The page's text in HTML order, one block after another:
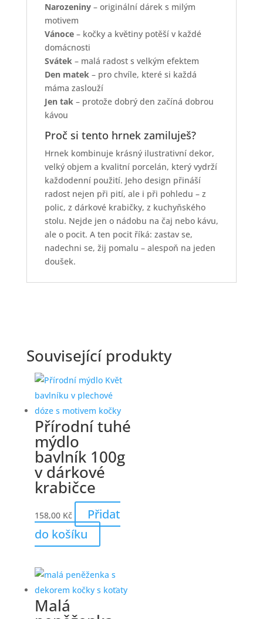
Narozeniny– originální dárek s milým
motivem
Vánoce– kočky a květiny potěší v každé
domácnosti
Svátek – malá radost s velkým efektem
Den matek – pro chvíle, které si každá
máma zaslouží
Jen tak – protože dobrý den začíná dobrou
kávou
Proč si tento hrnek zamiluješ?
Hrnek kombinuje krásný ilustrativní dekor,
velký objem a kvalitní porcelán, který vydrží
každodenní použití. Jeho design přináší
radost nejen při pití, ale i při pohledu – z
polic, z dárkové krabičky, z kuchyňského
stolu. Nejde jen o nádobu na čaj nebo kávu,
ale o pocit. A ten pocit říká: zastav se,
nadechni se, žij pomalu – alespoň na jeden
doušek.
Související produkty
Přírodní tuhé
mýdlo
bavlník 100g
v dárkové
krabičce
158,00 Kč
Přidat
do košíku
Malá